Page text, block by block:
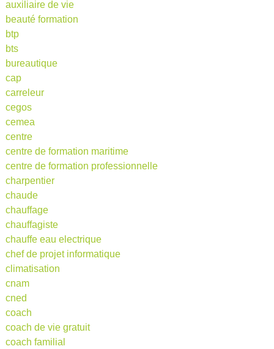
auxiliaire de vie
beauté formation
btp
bts
bureautique
cap
carreleur
cegos
cemea
centre
centre de formation maritime
centre de formation professionnelle
charpentier
chaude
chauffage
chauffagiste
chauffe eau electrique
chef de projet informatique
climatisation
cnam
cned
coach
coach de vie gratuit
coach familial